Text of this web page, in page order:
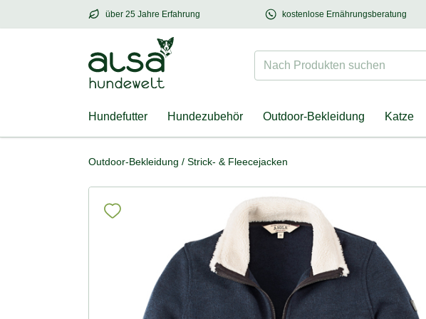
über 25 Jahre Erfahrung
über25 Jahre Erfahrung – mit Herz für Hund & Halter
kostenlose Ernährungsberatung
Kontaktieren Sie unsere
Nach Produkten suchen
Hundefutter Hundezubehör Outdoor-Bekleidung Katze
Outdoor-Bekleidung / Strick- & Fleecejacken